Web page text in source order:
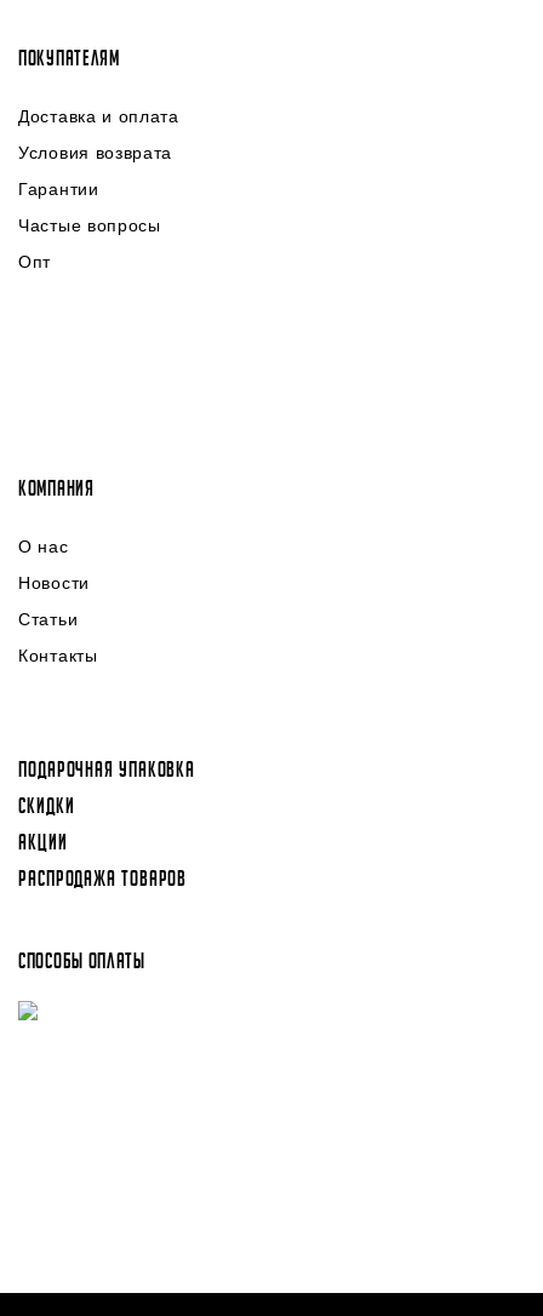
ПОКУПАТЕЛЯМ
Доставка и оплата
Условия возврата
Гарантии
Частые вопросы
Опт
КОМПАНИЯ
О нас
Новости
Статьи
Контакты
ПОДАРОЧНАЯ УПАКОВКА
СКИДКИ
АКЦИИ
РАСПРОДАЖА ТОВАРОВ
СПОСОБЫ ОПЛАТЫ